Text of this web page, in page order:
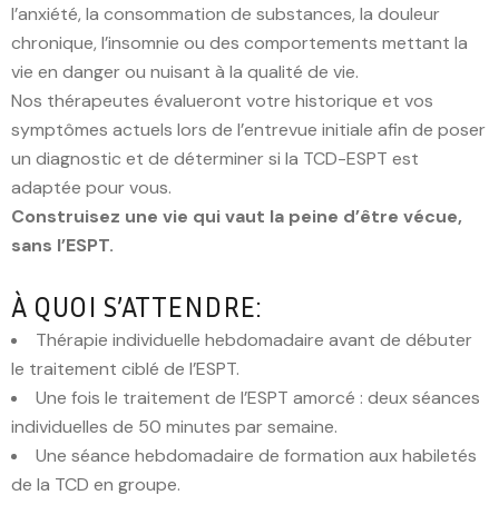
l’anxiété, la consommation de substances, la douleur
chronique, l’insomnie ou des comportements mettant la
vie en danger ou nuisant à la qualité de vie.
Nos thérapeutes évalueront votre historique et vos
symptômes actuels lors de l’entrevue initiale afin de poser
un diagnostic et de déterminer si la TCD-ESPT est
adaptée pour vous.
Construisez une vie qui vaut la peine d’être vécue,
sans l’ESPT.
À QUOI S’ATTENDRE:
Thérapie individuelle hebdomadaire avant de débuter
le traitement ciblé de l’ESPT.
Une fois le traitement de l’ESPT amorcé : deux séances
individuelles de 50 minutes par semaine.
Une séance hebdomadaire de formation aux habiletés
de la TCD en groupe.